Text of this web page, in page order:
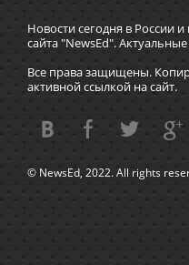
Новости сегодня в России
сайта "NewsEd".
Все права защищены.
активной ссылкой на сайт.
© NewsEd, 2022. All rights